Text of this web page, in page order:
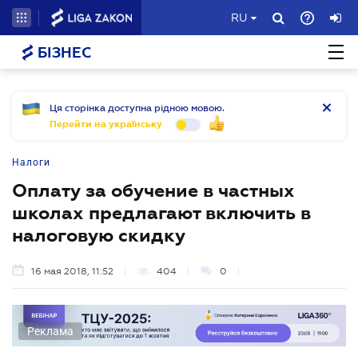
RU
БІЗНЕС
Ця сторінка доступна рідною мовою.
Перейти на українську
Налоги
Оплату за обучение в частных
школах предлагают включить в
налоговую скидку
16 мая 2018, 11:52 404 0
Реклама